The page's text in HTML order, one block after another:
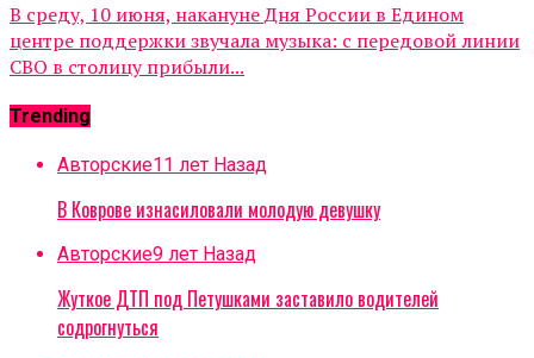
В среду, 10 июня, накануне Дня России в Едином
центре поддержки звучала музыка: с передовой линии
СВО в столицу прибыли...
Trending
Авторские11 лет Назад
В Коврове изнасиловали молодую девушку
Авторские9 лет Назад
Жуткое ДТП под Петушками заставило водителей
содрогнуться